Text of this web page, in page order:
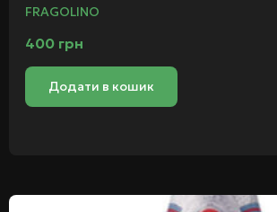
FRAGOLINO
400 грн
Додати в кошик